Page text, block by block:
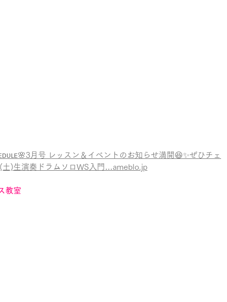
月号 レッスン＆イベントのお知らせ満開😆✨ぜひチェ
)生演奏ドラムソロWS入門…ameblo.jp
教室